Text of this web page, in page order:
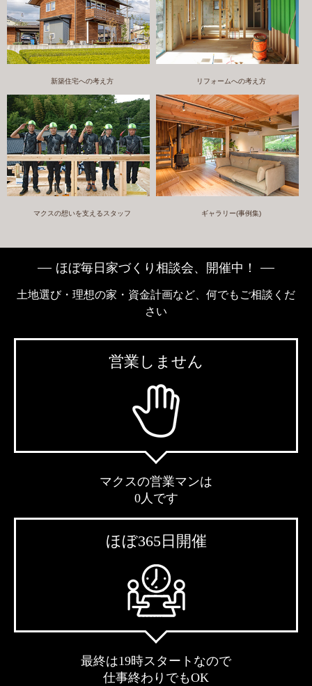
新築住宅への考え方 リフォームへの考え方
マクスの想いを支えるスタッフ ギャラリー(事例集)
ほぼ毎日家づくり相談会、開催中！
土地選び・理想の家・資金計画など、何でもご相談くだ
さい
営業しません
マクスの営業マンは
0人です
ほぼ365日開催
最終は19時スタートなので
仕事終わりでもOK